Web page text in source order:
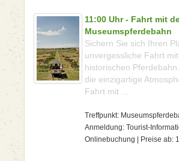
11:00 Uhr - Fahrt mit
Museumspferdebahn
Sichern Sie sich Ihren
unvergessliche Fahrt
historischen
die einzigartige
Fahrt mit ...
Treffpunkt:
Anmeldung: Tourist-
Onlinebuchung | Preise ab: